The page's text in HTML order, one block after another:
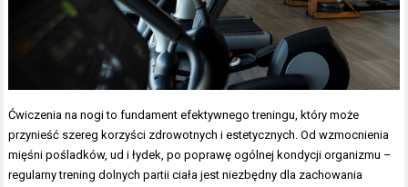
Ćwiczenia na nogi to fundament efektywnego treningu, który może
przynieść szereg korzyści zdrowotnych i estetycznych. Od wzmocnienia
mięśni pośladków, ud i łydek, po poprawę ogólnej kondycji organizmu –
regularny trening dolnych partii ciała jest niezbędny dla zachowania